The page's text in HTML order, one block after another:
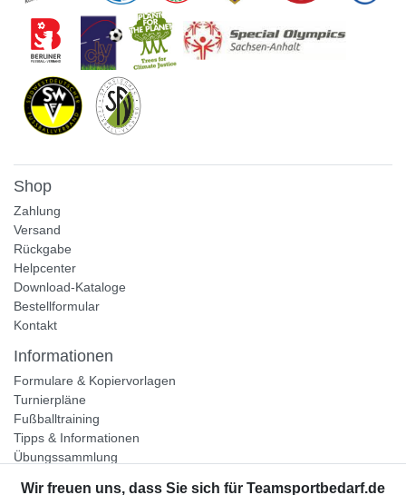
Shop
Zahlung
Versand
Rückgabe
Helpcenter
Download-Kataloge
Bestellformular
Kontakt
Informationen
Formulare & Kopiervorlagen
Turnierpläne
Fußballtraining
Tipps & Informationen
Übungssammlung
Unternehmen